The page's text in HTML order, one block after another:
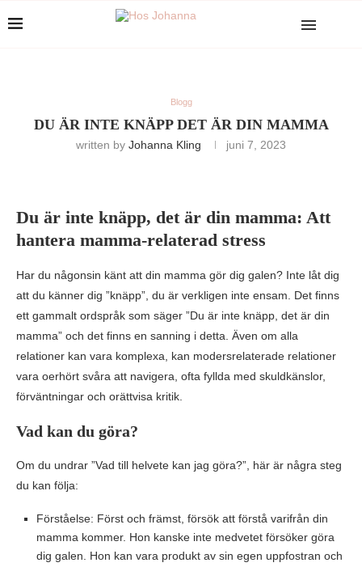
Blogg
DU ÄR INTE KNÄPP DET ÄR DIN MAMMA
written by Johanna Kling juni 7, 2023
Du är inte knäpp, det är din mamma: Att
hantera mamma-relaterad stress
Har du någonsin känt att din mamma gör dig galen? Inte låt dig
att du känner dig ”knäpp”, du är verkligen inte ensam. Det finns
ett gammalt ordspråk som säger ”Du är inte knäpp, det är din
mamma” och det finns en sanning i detta. Även om alla
relationer kan vara komplexa, kan modersrelaterade relationer
vara oerhört svåra att navigera, ofta fyllda med skuldkänslor,
förväntningar och orättvisa kritik.
Vad kan du göra?
Om du undrar ”Vad till helvete kan jag göra?”, här är några steg
du kan följa:
Förståelse: Först och främst, försök att förstå varifrån din
mamma kommer. Hon kanske inte medvetet försöker göra
dig galen. Hon kan vara produkt av sin egen uppfostran och